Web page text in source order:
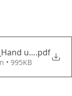
und.pdf
• 995KB